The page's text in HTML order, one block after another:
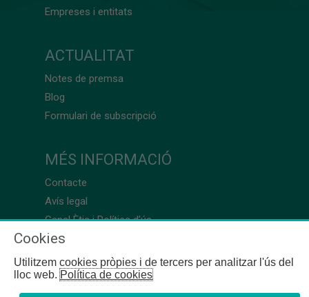
Empreses i entitats
ACTUALITAT
Notes de premsa
Blog
Formulari de subscripció
MÉS INFORMACIÓ
Contacte
Avís legal
Canal Ètic i Política d’ús
Cookies
Utilitzem cookies pròpies i de tercers per analitzar l'ús del
lloc web.Política de cookies